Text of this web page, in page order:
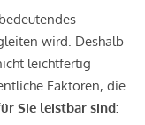
wird. Deshalb
leichtfertig
Faktoren, die
Sie leistbar sind: